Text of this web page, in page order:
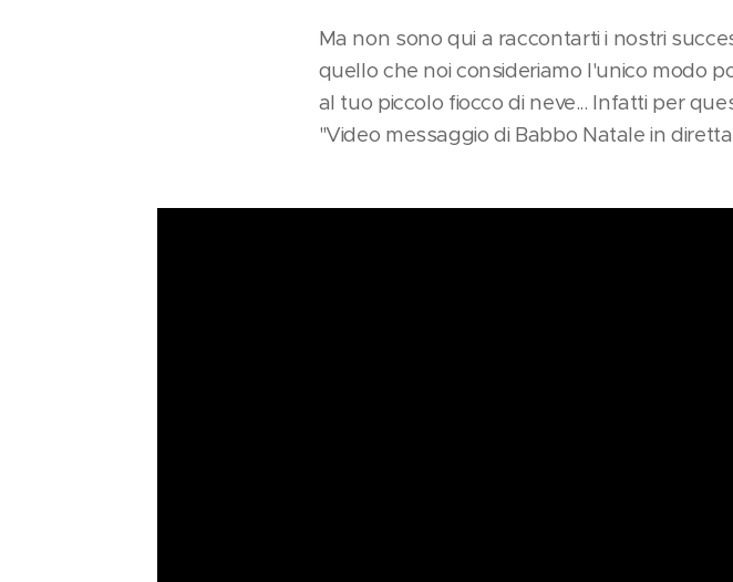
Ma non sono qui a raccontarti i nostri
quello che noi consideriamo l'unico modo
al tuo piccolo fiocco di neve... Infatti per
"Video messaggio di Babbo Natale in